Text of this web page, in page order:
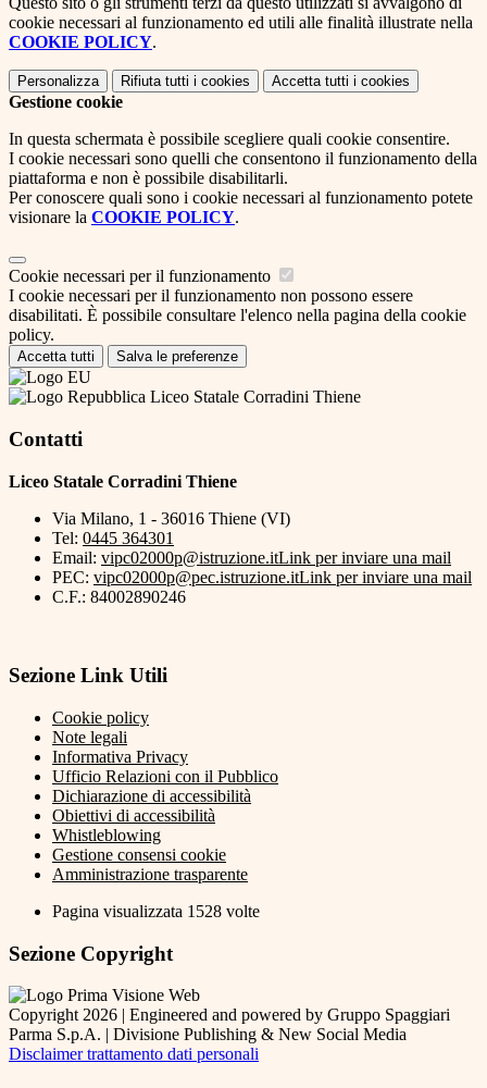
cookie necessari al funzionamento ed utili alle finalità illustrate nella
COOKIE POLICY.
Personalizza Rifiuta tutti i cookies Accetta tutti i cookies
Gestione cookie
In questa schermata è possibile scegliere quali cookie consentire.
I cookie necessari sono quelli che consentono il funzionamento della
piattaforma e non è possibile disabilitarli.
Per conoscere quali sono i cookie necessari al funzionamento potete
visionare la COOKIE POLICY.
Cookie necessari per il funzionamento
I cookie necessari per il funzionamento non possono essere
disabilitati. È possibile consultare l'elenco nella pagina della cookie
policy.
Accetta tutti Salva le preferenze
Liceo Statale Corradini Thiene
Contatti
Liceo Statale Corradini Thiene
Via Milano, 1 - 36016 Thiene (VI)
Tel: 0445 364301
Email: vipc02000p@istruzione.itLink per inviare una mail
PEC: vipc02000p@pec.istruzione.itLink per inviare una mail
C.F.: 84002890246
Sezione Link Utili
Cookie policy
Note legali
Informativa Privacy
Ufficio Relazioni con il Pubblico
Dichiarazione di accessibilità
Obiettivi di accessibilità
Whistleblowing
Gestione consensi cookie
Amministrazione trasparente
Pagina visualizzata 1528 volte
Sezione Copyright
Copyright 2026 | Engineered and powered by Gruppo Spaggiari
Parma S.p.A. | Divisione Publishing & New Social Media
Disclaimer trattamento dati personali